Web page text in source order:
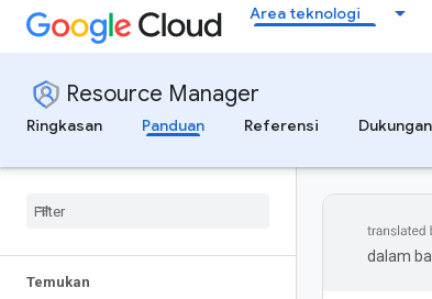
Area teknologi
Resource Manager
Ringkasan
Panduan Referensi Dukungan
Temukan
dalam